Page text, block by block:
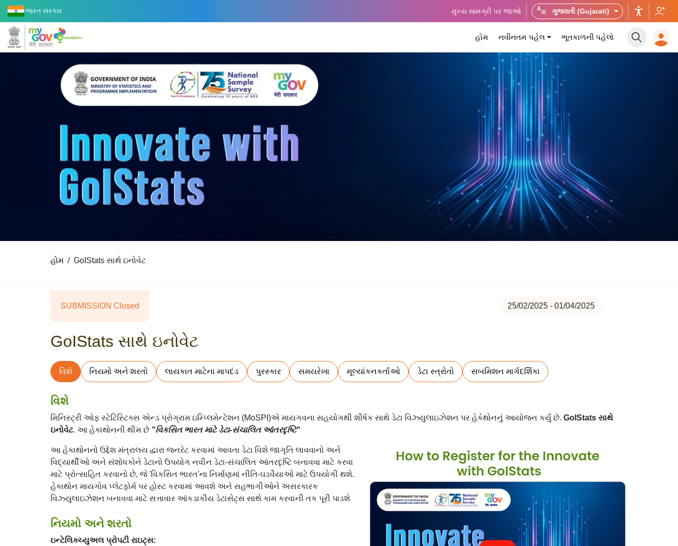
ભારત સરકાર મુખ્ય સામગ્રી પર જાઓ ગુજરાતી (Gujarati)
હોમ નવીનતમ પહેલ ભૂતકાળની પહેલો
હોમ GoIStats સાથે ઇનોવેટ
SUBMISSION Closed 25/02/2025 - 01/04/2025
GoIStats સાથે ઇનોવેટ
વિશે નિયમો અને શરતો લાયકાત માટેના માપદંડ પુરસ્કાર સમયરેખા મૂલ્યાંકનકર્તાઓ ડેટા સ્ત્રોતો સબમિશન માર્ગદર્શિકા
વિશે
મિનિસ્ટ્રી ઓફ સ્ટેટિસ્ટિક્સ એન્ડ પ્રોગ્રામ ઇમ્પ્લિમેન્ટેશન (MoSPI)એ માયગવના સહયોગથી શીર્ષક સાથે ડેટા વિઝ્યુલાઇઝેશન પર હેકેથોનનું આયોજન કર્યું છે. GoIStats સાથે
ઇનોવેટ. આ હેકાથોનની થીમ છે "વિકસિત ભારત માટે ડેટા-સંચાલિત આંતરદૃષ્ટિ"
આ હેકાથોનનો ઉદ્દેશ મંત્રાલય દ્વારા જનરેટ કરવામાં આવતા ડેટા વિશે જાગૃતિ લાવવાનો અને
વિદ્યાર્થીઓ અને સંશોધકોને ડેટાનો ઉપયોગ નવીન ડેટા-સંચાલિત આંતરદૃષ્ટિ બનાવવા માટે કરવા
માટે પ્રોત્સાહિત કરવાનો છે, જે 'વિકસિત ભારત'ના નિર્માણમાં નીતિ-ઘડવૈયાઓ માટે ઉપયોગી થશે.
હેકાથોન માયગોવ પ્લેટફોર્મ પર હોસ્ટ કરવામાં આવશે અને સહભાગીઓને અસરકારક
વિઝ્યુલાઇઝેશન બનાવવા માટે સત્તાવાર આંકડાકીય ડેટાસેટ્સ સાથે કામ કરવાની તક પૂરી પાડશે
નિયમો અને શરતો
ઇન્ટેલિક્ચ્યુઅલ પ્રોપટી રાઇટ્સ: